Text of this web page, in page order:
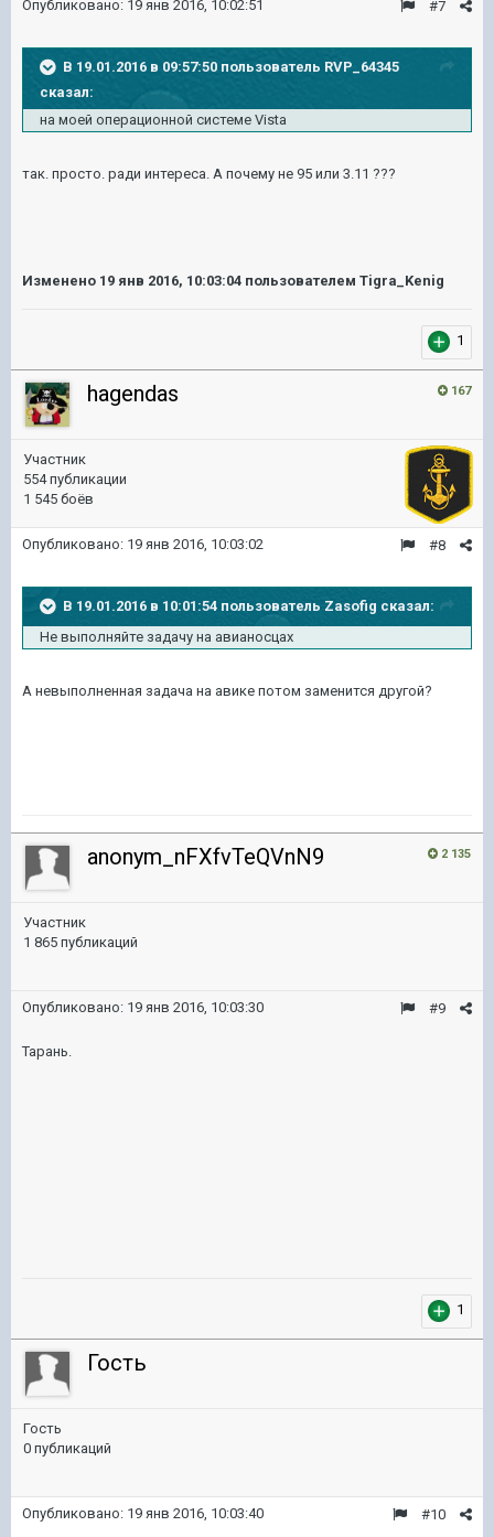
#7
Опубликовано: 19 янв 2016, 10:02:51
В 19.01.2016 в 09:57:50 пользователь RVP_64345
сказал:
на моей операционной системе Vista
так. просто. ради интереса. А почему не 95 или 3.11 ???
Изменено 19 янв 2016, 10:03:04 пользователем Tigra_Kenig
1
167
hagendas
Участник
554 публикации
1 545 боёв
#8
Опубликовано: 19 янв 2016, 10:03:02
В 19.01.2016 в 10:01:54 пользователь Zasofig сказал:
Не выполняйте задачу на авианосцах
А невыполненная задача на авике потом заменится другой?
2 135
anonym_nFXfvTeQVnN9
Участник
1 865 публикаций
#9
Опубликовано: 19 янв 2016, 10:03:30
Тарань.
1
Гость
Гость
0 публикаций
#10
Опубликовано: 19 янв 2016, 10:03:40